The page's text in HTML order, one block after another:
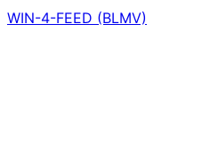
WIN-4-FEED (BLMV)